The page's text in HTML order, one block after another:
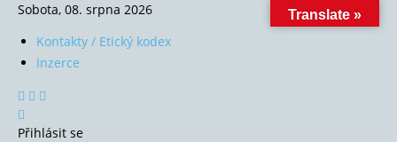
Sobota, 08. srpna 2026
Kontakty / Etický kodex
Inzerce
Přihlásit se
Translate »